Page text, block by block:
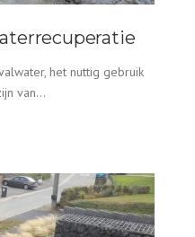
het nuttig gebruik
van...